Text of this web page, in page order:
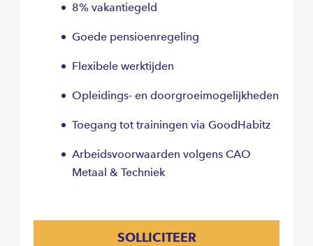
8% vakantiegeld
Goede pensioenregeling
Flexibele werktijden
Opleidings- en doorgroeimogelijkheden
Toegang tot trainingen via GoodHabitz
Arbeidsvoorwaarden volgens CAO
Metaal & Techniek
SOLLICITEER